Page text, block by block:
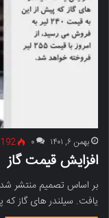
بهمن ۶, ۱۴۰۱ ۰ 192
افزایش قیمت گاز
بر اساس تصمیم منتشر
یافت. سیلندر های گاز